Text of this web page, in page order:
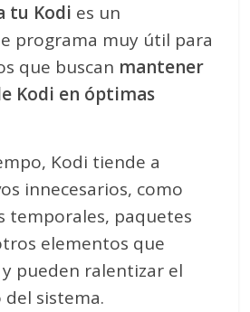
tu Kodi es un
programa muy útil para
que buscan mantener
Kodi en óptimas
Kodi tiende a
innecesarios, como
temporales, paquetes
elementos que
pueden ralentizar el
sistema.